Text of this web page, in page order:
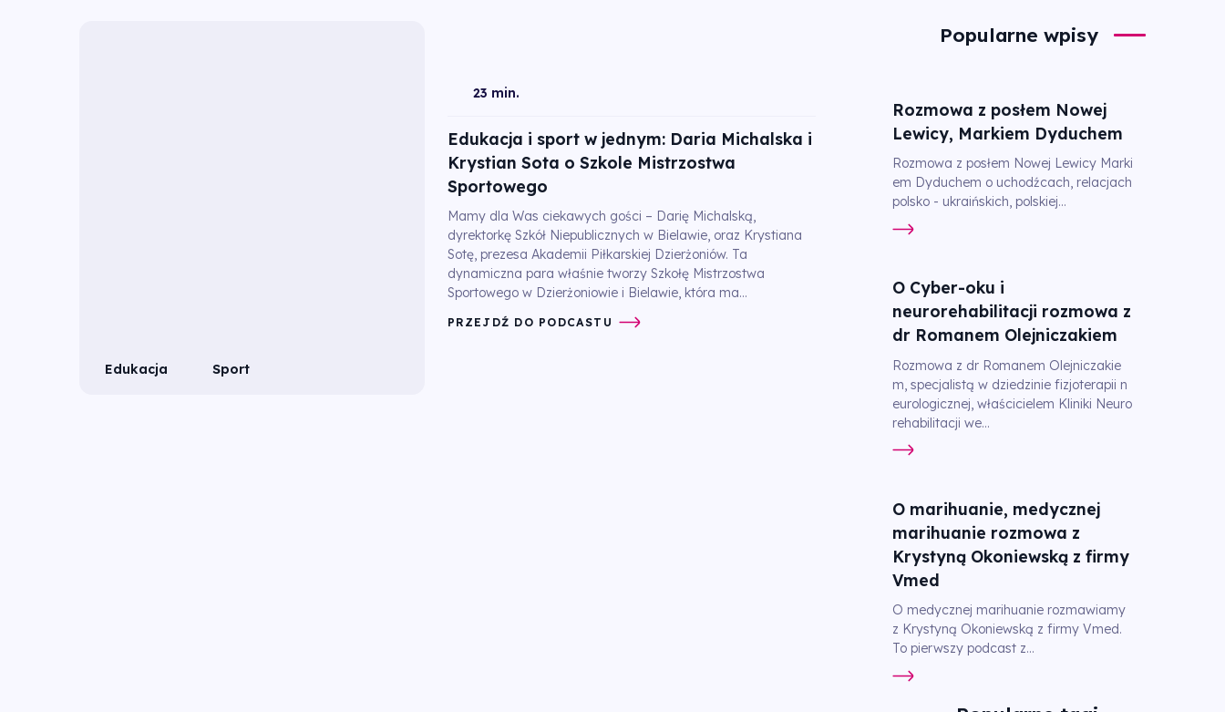
Edukacja Sport
23 min.
Edukacja i sport w jednym: Daria Michalska i
Krystian Sota o Szkole Mistrzostwa
Sportowego
Mamy dla Was ciekawych gości – Darię Michalską,
dyrektorkę Szkół Niepublicznych w Bielawie, oraz Krystiana
Sotę, prezesa Akademii Piłkarskiej Dzierżoniów. Ta
dynamiczna para właśnie tworzy Szkołę Mistrzostwa
Sportowego w Dzierżoniowie i Bielawie, która ma...
PRZEJDŹ DO PODCASTU
Popularne wpisy
Rozmowa z posłem Nowej
Lewicy, Markiem Dyduchem
Rozmowa z posłem Nowej Lewicy Marki
em Dyduchem o uchodźcach, relacjach
polsko - ukraińskich, polskiej...
O Cyber-oku i
neurorehabilitacji rozmowa z
dr Romanem Olejniczakiem
Rozmowa z dr Romanem Olejniczakie
m, specjalistą w dziedzinie fizjoterapii n
eurologicznej, właścicielem Kliniki Neuro
rehabilitacji we...
O marihuanie, medycznej
marihuanie rozmowa z
Krystyną Okoniewską z firmy
Vmed
O medycznej marihuanie rozmawiamy
z Krystyną Okoniewską z firmy Vmed.
To pierwszy podcast z...